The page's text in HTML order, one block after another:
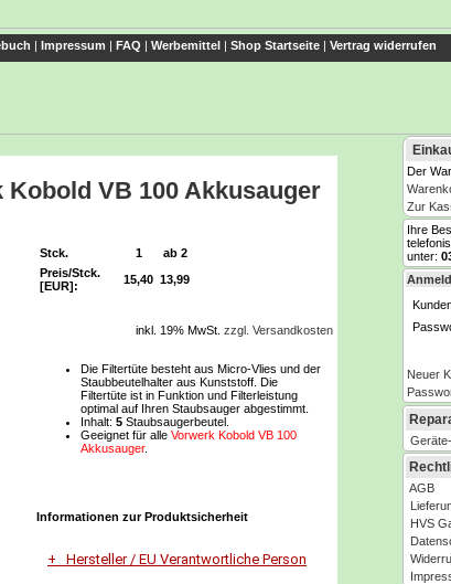
| Impressum | FAQ | Werbemittel | Shop Startseite | Vertrag widerrufen
VB 100 Akkusauger
Stck.
1
ab 2
Preis/Stck.
[EUR]:
15,40 13,99
inkl. 19% MwSt. zzgl. Versandkosten
Die Filtertüte besteht aus Micro-Vlies und der
Staubbeutelhalter aus Kunststoff. Die
Filtertüte ist in Funktion und Filterleistung
optimal auf Ihren Staubsauger abgestimmt.
Inhalt: 5 Staubsaugerbeutel.
Geeignet für alle Vorwerk Kobold VB 100
Akkusauger.
Informationen zur Produktsicherheit
Hersteller / EU Verantwortliche Person
Der
Zur
Ihre
unter:
Neuer
AGB
HVS